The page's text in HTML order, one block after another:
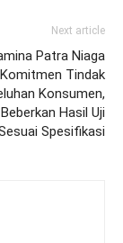
Next article
Patra Niaga
Tindak
Konsumen,
Hasil Uji
Spesifikasi